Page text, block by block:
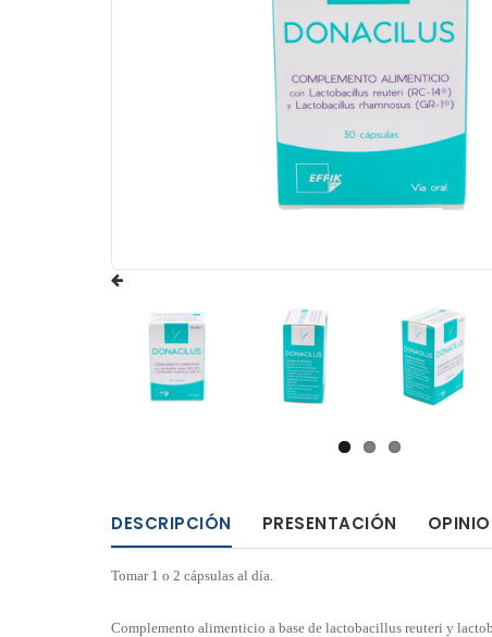
DESCRIPCIÓN PRESENTACIÓN
Tomar 1 o 2 cápsulas al día.
Complemento alimenticio a base de lactobacillus reuteri y